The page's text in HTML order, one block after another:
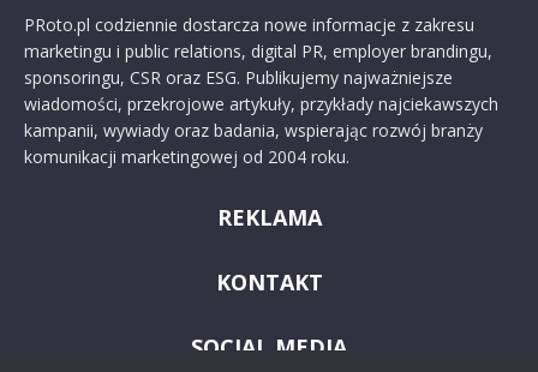
PRoto.pl codziennie dostarcza nowe informacje z zakresu
marketingu i public relations, digital PR, employer brandingu,
sponsoringu, CSR oraz ESG. Publikujemy najważniejsze
wiadomości, przekrojowe artykuły, przykłady najciekawszych
kampanii, wywiady oraz badania, wspierając rozwój branży
komunikacji marketingowej od 2004 roku.
REKLAMA
KONTAKT
SOCIAL MEDIA